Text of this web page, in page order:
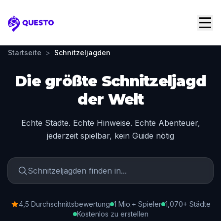
Questo
Startseite > Schnitzeljagden
Die größte Schnitzeljagd
der Welt
Echte Städte. Echte Hinweise. Echte Abenteuer,
jederzeit spielbar, kein Guide nötig
4,5 Durchschnittsbewertung 1 Mio.+ Spieler 1,070+ Städte
Kostenlos zu erstellen